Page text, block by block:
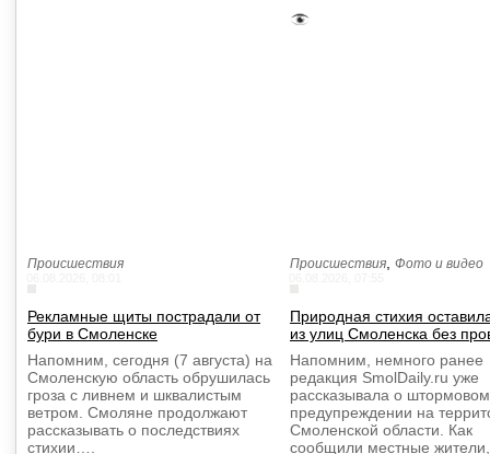
Происшествия
Рекламные щиты пострадали от
бури в Смоленске
Напомним, сегодня (7 августа) на
Смоленскую область обрушилась
гроза с ливнем и шквалистым
ветром. Смоляне продолжают
рассказывать о последствиях
стихии….
Происшествия Фото и видео
Природная стихия
из улиц Смоленска без
Напомним, немного ранее
редакция SmolDaily.ru уже
рассказывала о штормовом
предупреждении на
Смоленской области. Как
сообщили местные жители,